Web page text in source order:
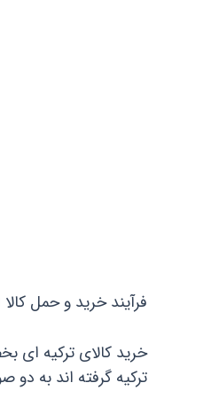
فرآیند خرید و حمل
خرید کالای ترکیه ای
ترکیه گرفته اند به دو